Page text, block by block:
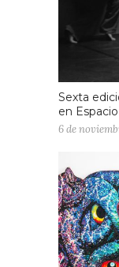
Sexta
en
6 de